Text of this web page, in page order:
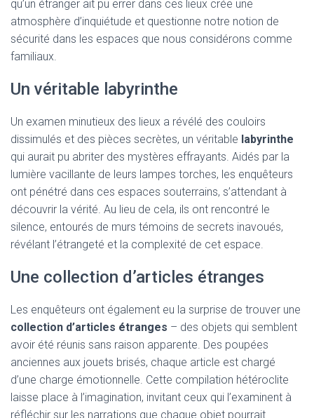
qu’un étranger ait pu errer dans ces lieux crée une
atmosphère d’inquiétude et questionne notre notion de
sécurité dans les espaces que nous considérons comme
familiaux.
Un véritable labyrinthe
Un examen minutieux des lieux a révélé des couloirs
dissimulés et des pièces secrètes, un véritable labyrinthe
qui aurait pu abriter des mystères effrayants. Aidés par la
lumière vacillante de leurs lampes torches, les enquêteurs
ont pénétré dans ces espaces souterrains, s’attendant à
découvrir la vérité. Au lieu de cela, ils ont rencontré le
silence, entourés de murs témoins de secrets inavoués,
révélant l’étrangeté et la complexité de cet espace.
Une collection d’articles étranges
Les enquêteurs ont également eu la surprise de trouver une
collection d’articles étranges – des objets qui semblent
avoir été réunis sans raison apparente. Des poupées
anciennes aux jouets brisés, chaque article est chargé
d’une charge émotionnelle. Cette compilation hétéroclite
laisse place à l’imagination, invitant ceux qui l’examinent à
réfléchir sur les narrations que chaque objet pourrait